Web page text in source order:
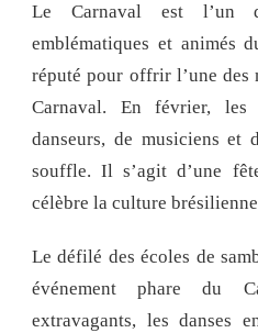
Le Carnaval est l’un
emblématiques et animés
réputé pour offrir l’une des
Carnaval. En février, les
danseurs, de musiciens et
souffle. Il s’agit d’une
célèbre la culture
Le défilé des écoles de
événement phare du
extravagants, les danses